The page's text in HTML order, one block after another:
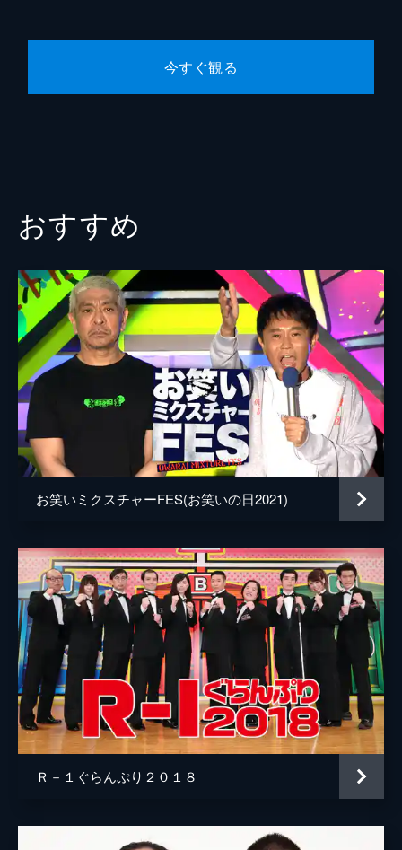
今すぐ観る
おすすめ
お笑いミクスチャーFES(お笑いの日2021)
Ｒ－１ぐらんぷり２０１８